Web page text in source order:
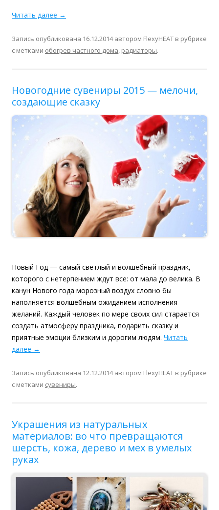
Читать далее →
Запись опубликована 16.12.2014автором FlexyHEAT в рубрике
с метками обогрев частного дома, радиаторы.
Новогодние сувениры 2015 — мелочи,
создающие сказку
Новый Год — самый светлый и волшебный праздник,
которого с нетерпением ждут все: от мала до велика. В
канун Нового года морозный воздух словно бы
наполняется волшебным ожиданием исполнения
желаний. Каждый человек по мере своих сил старается
создать атмосферу праздника, подарить сказку и
приятные эмоции близким и дорогим людям. Читать
далее →
Запись опубликована 12.12.2014автором FlexyHEAT в рубрике
с метками сувениры.
Украшения из натуральных
материалов: во что превращаются
шерсть, кожа, дерево и мех в умелых
руках